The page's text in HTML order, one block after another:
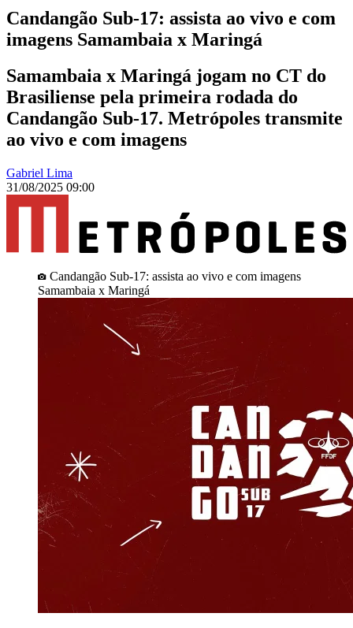
Candangão Sub-17: assista ao vivo e com
imagens Samambaia x Maringá
Samambaia x Maringá jogam no CT do
Brasiliense pela primeira rodada do
Candangão Sub-17. Metrópoles transmite
ao vivo e com imagens
Gabriel Lima
31/08/2025 09:00
Candangão Sub-17: assista ao vivo e com imagens
Samambaia x Maringá